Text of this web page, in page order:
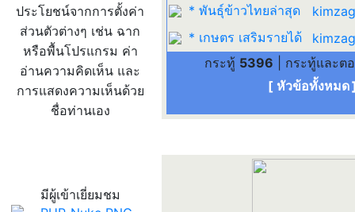
ประโยชน์จากการตั้งค่า
ส่วนตัวต่างๆ เช่น ฉาก
หรือพื้นโปรแกรม ค่า
อ่านความคิดเห็น และ
การแสดงความเห็นด้วย
ชื่อท่านเอง
มีผู้เข้าเยี่ยมชม
* พันธุ์ข้าวไทยล่าสุด
* เกษตร เสริมรายได้
กระทู้ 5396 | กระทู้และต
[ หัวข้อทั้งหมด